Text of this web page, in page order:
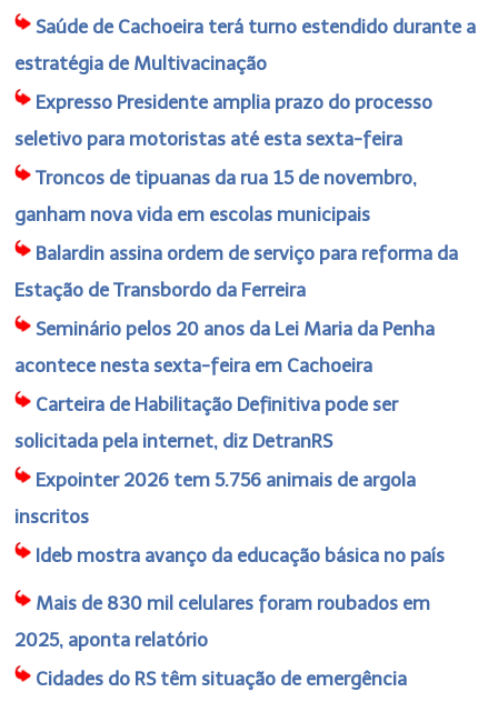
Saúde de Cachoeira terá turno estendido durante a
estratégia de Multivacinação
Expresso Presidente amplia prazo do processo
seletivo para motoristas até esta sexta-feira
Troncos de tipuanas da rua 15 de novembro,
ganham nova vida em escolas municipais
Balardin assina ordem de serviço para reforma da
Estação de Transbordo da Ferreira
Seminário pelos 20 anos da Lei Maria da Penha
acontece nesta sexta-feira em Cachoeira
Carteira de Habilitação Definitiva pode ser
solicitada pela internet, diz DetranRS
Expointer 2026 tem 5.756 animais de argola
inscritos
Ideb mostra avanço da educação básica no país
Mais de 830 mil celulares foram roubados em
2025, aponta relatório
Cidades do RS têm situação de emergência